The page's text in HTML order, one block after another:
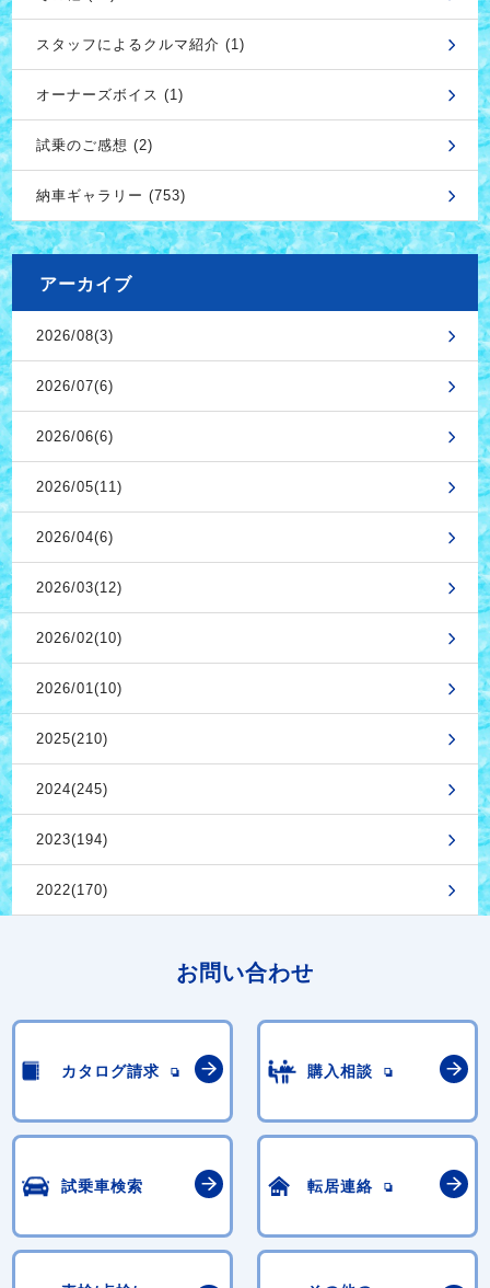
スタッフによるクルマ紹介 (1)
オーナーズボイス (1)
試乗のご感想 (2)
納車ギャラリー (753)
アーカイブ
2026/08(3)
2026/07(6)
2026/06(6)
2026/05(11)
2026/04(6)
2026/03(12)
2026/02(10)
2026/01(10)
2025(210)
2024(245)
2023(194)
2022(170)
お問い合わせ
カタログ請求 購入相談
試乗車検索 転居連絡